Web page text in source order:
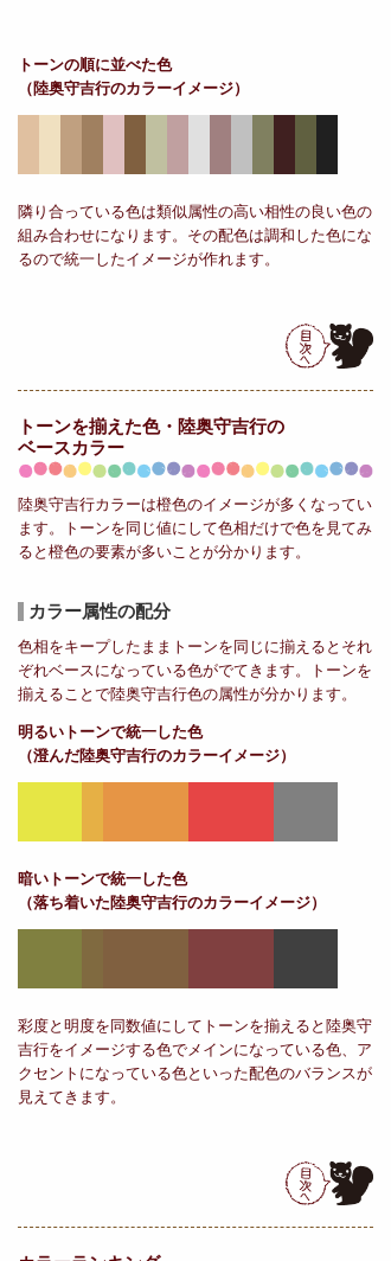
トーンの順に並べた色
（陸奥守吉行のカラーイメージ）
隣り合っている色は類似属性の高い相性の良い色の
組み合わせになります。その配色は調和した色にな
るので統一したイメージが作れます。
トーンを揃えた色・陸奥守吉行の
ベースカラー
陸奥守吉行カラーは橙色のイメージが多くなってい
ます。トーンを同じ値にして色相だけで色を見てみ
ると橙色の要素が多いことが分かります。
カラー属性の配分
色相をキープしたままトーンを同じに揃えるとそれ
ぞれベースになっている色がでてきます。トーンを
揃えることで陸奥守吉行色の属性が分かります。
明るいトーンで統一した色
（澄んだ陸奥守吉行のカラーイメージ）
暗いトーンで統一した色
（落ち着いた陸奥守吉行のカラーイメージ）
彩度と明度を同数値にしてトーンを揃えると陸奥守
吉行をイメージする色でメインになっている色、ア
クセントになっている色といった配色のバランスが
見えてきます。